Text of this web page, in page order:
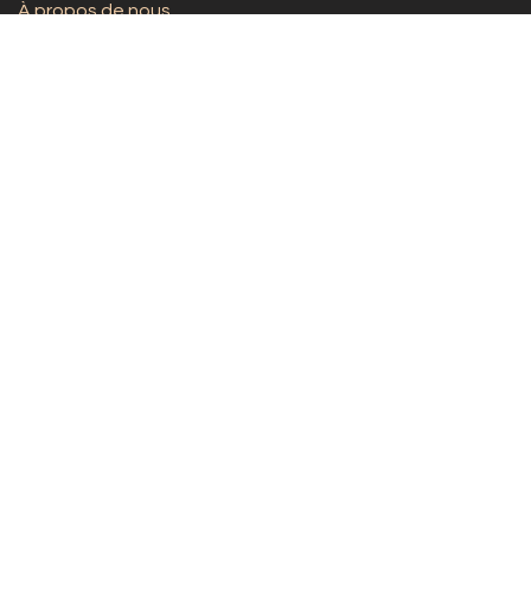
À propos de nous